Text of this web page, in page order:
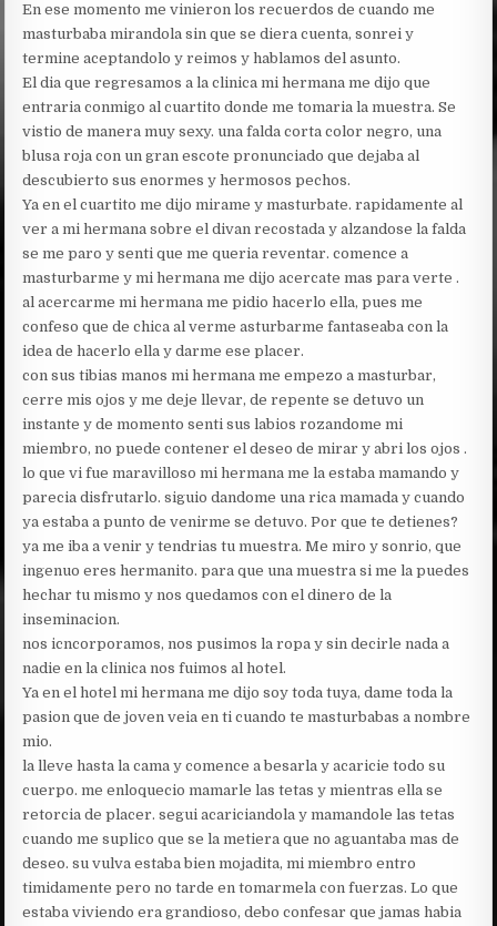
En ese momento me vinieron los recuerdos de cuando me
masturbaba mirandola sin que se diera cuenta, sonrei y
termine aceptandolo y reimos y hablamos del asunto.
El dia que regresamos a la clinica mi hermana me dijo que
entraria conmigo al cuartito donde me tomaria la muestra. Se
vistio de manera muy sexy. una falda corta color negro, una
blusa roja con un gran escote pronunciado que dejaba al
descubierto sus enormes y hermosos pechos.
Ya en el cuartito me dijo mirame y masturbate. rapidamente al
ver a mi hermana sobre el divan recostada y alzandose la falda
se me paro y senti que me queria reventar. comence a
masturbarme y mi hermana me dijo acercate mas para verte .
al acercarme mi hermana me pidio hacerlo ella, pues me
confeso que de chica al verme asturbarme fantaseaba con la
idea de hacerlo ella y darme ese placer.
con sus tibias manos mi hermana me empezo a masturbar,
cerre mis ojos y me deje llevar, de repente se detuvo un
instante y de momento senti sus labios rozandome mi
miembro, no puede contener el deseo de mirar y abri los ojos .
lo que vi fue maravilloso mi hermana me la estaba mamando y
parecia disfrutarlo. siguio dandome una rica mamada y cuando
ya estaba a punto de venirme se detuvo. Por que te detienes?
ya me iba a venir y tendrias tu muestra. Me miro y sonrio, que
ingenuo eres hermanito. para que una muestra si me la puedes
hechar tu mismo y nos quedamos con el dinero de la
inseminacion.
nos icncorporamos, nos pusimos la ropa y sin decirle nada a
nadie en la clinica nos fuimos al hotel.
Ya en el hotel mi hermana me dijo soy toda tuya, dame toda la
pasion que de joven veia en ti cuando te masturbabas a nombre
mio.
la lleve hasta la cama y comence a besarla y acaricie todo su
cuerpo. me enloquecio mamarle las tetas y mientras ella se
retorcia de placer. segui acariciandola y mamandole las tetas
cuando me suplico que se la metiera que no aguantaba mas de
deseo. su vulva estaba bien mojadita, mi miembro entro
timidamente pero no tarde en tomarmela con fuerzas. Lo que
estaba viviendo era grandioso, debo confesar que jamas habia